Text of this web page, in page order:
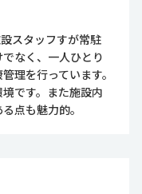
スタッフすが常駐
なく、一人ひとり
理を行っています。
です。また施設内
点も魅力的。